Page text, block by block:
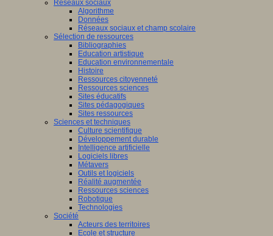
Réseaux sociaux
Algorithme
Données
Réseaux sociaux et champ scolaire
Sélection de ressources
Bibliographies
Education artistique
Education environnementale
Histoire
Ressources citoyenneté
Ressources sciences
Sites éducatifs
Sites pédagogiques
Sites ressources
Sciences et techniques
Culture scientifique
Développement durable
Intelligence artificielle
Logiciels libres
Métavers
Outils et logiciels
Réalité augmentée
Ressources sciences
Robotique
Technologies
Société
Acteurs des territoires
Ecole et structure